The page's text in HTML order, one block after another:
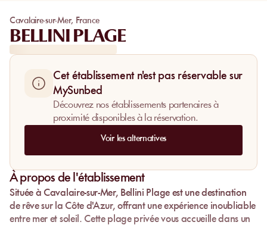
Cavalaire-sur-Mer, France
BELLINI PLAGE
Cet établissement n'est pas réservable sur
MySunbed
Découvrez nos établissements partenaires à
proximité disponibles à la réservation.
Voir les alternatives
À propos de l'établissement
Située à Cavalaire-sur-Mer, Bellini Plageest une destination
de rêve sur la Côte d'Azur, offrant une expérience inoubliable
entre mer et soleil. Cette plage privée vous accueille dans un